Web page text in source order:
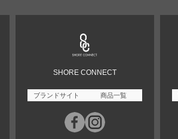
SHORE CONNECT
ブランドサイト 商品一覧